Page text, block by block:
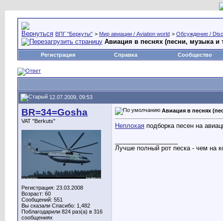
ВПГ "Беркуты" > Мир авиации / Aviation world > Обсуждение /
Авиация в песнях (песни, музыка и
Регистрация Справка Сообщество
12.07.2009, 09:53
BR=34=Gosha
VAT "Berkuts"
Регистрация: 23.03.2008
Возраст: 60
Сообщений: 551
Вы сказали Спасибо: 1,482
Поблагодарили 824 раз(а) в 316
сообщениях
Авиация в песнях
Неплохая подборка песен на
Лучше полный рот песка - чем на